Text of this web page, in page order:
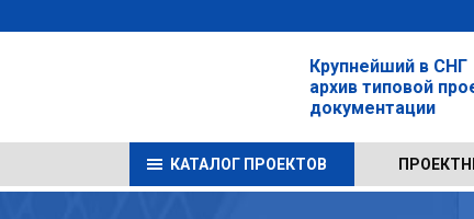
Крупнейший в СНГ
архив типовой
документации
КАТАЛОГ ПРОЕКТОВ